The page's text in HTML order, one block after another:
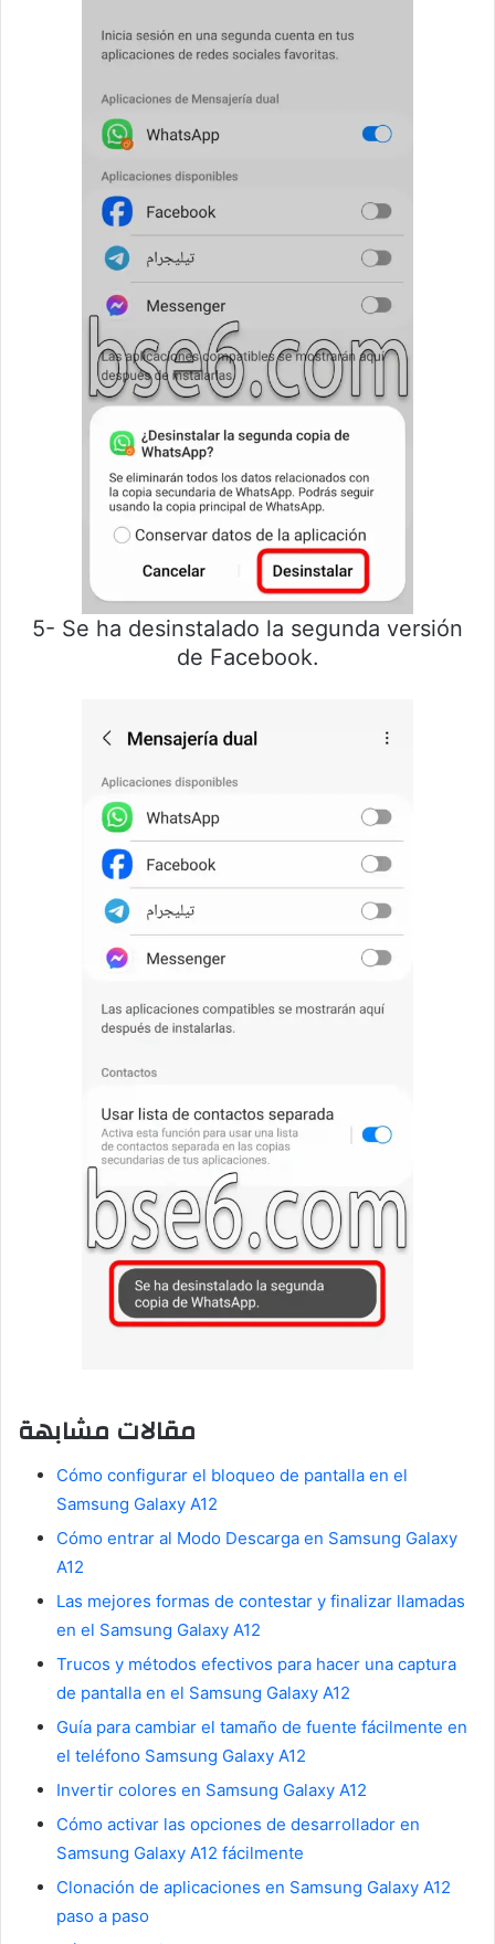
5- Se ha desinstalado la segunda versión
de Facebook.
مقالات مشابهة
Cómo configurar el bloqueo de pantalla en el
Samsung Galaxy A12
Cómo entrar al Modo Descarga en Samsung Galaxy
A12
Las mejores formas de contestar y finalizar llamadas
en el Samsung Galaxy A12
Trucos y métodos efectivos para hacer una captura
de pantalla en el Samsung Galaxy A12
Guía para cambiar el tamaño de fuente fácilmente en
el teléfono Samsung Galaxy A12
Invertir colores en Samsung Galaxy A12
Cómo activar las opciones de desarrollador en
Samsung Galaxy A12 fácilmente
Clonación de aplicaciones en Samsung Galaxy A12
paso a paso